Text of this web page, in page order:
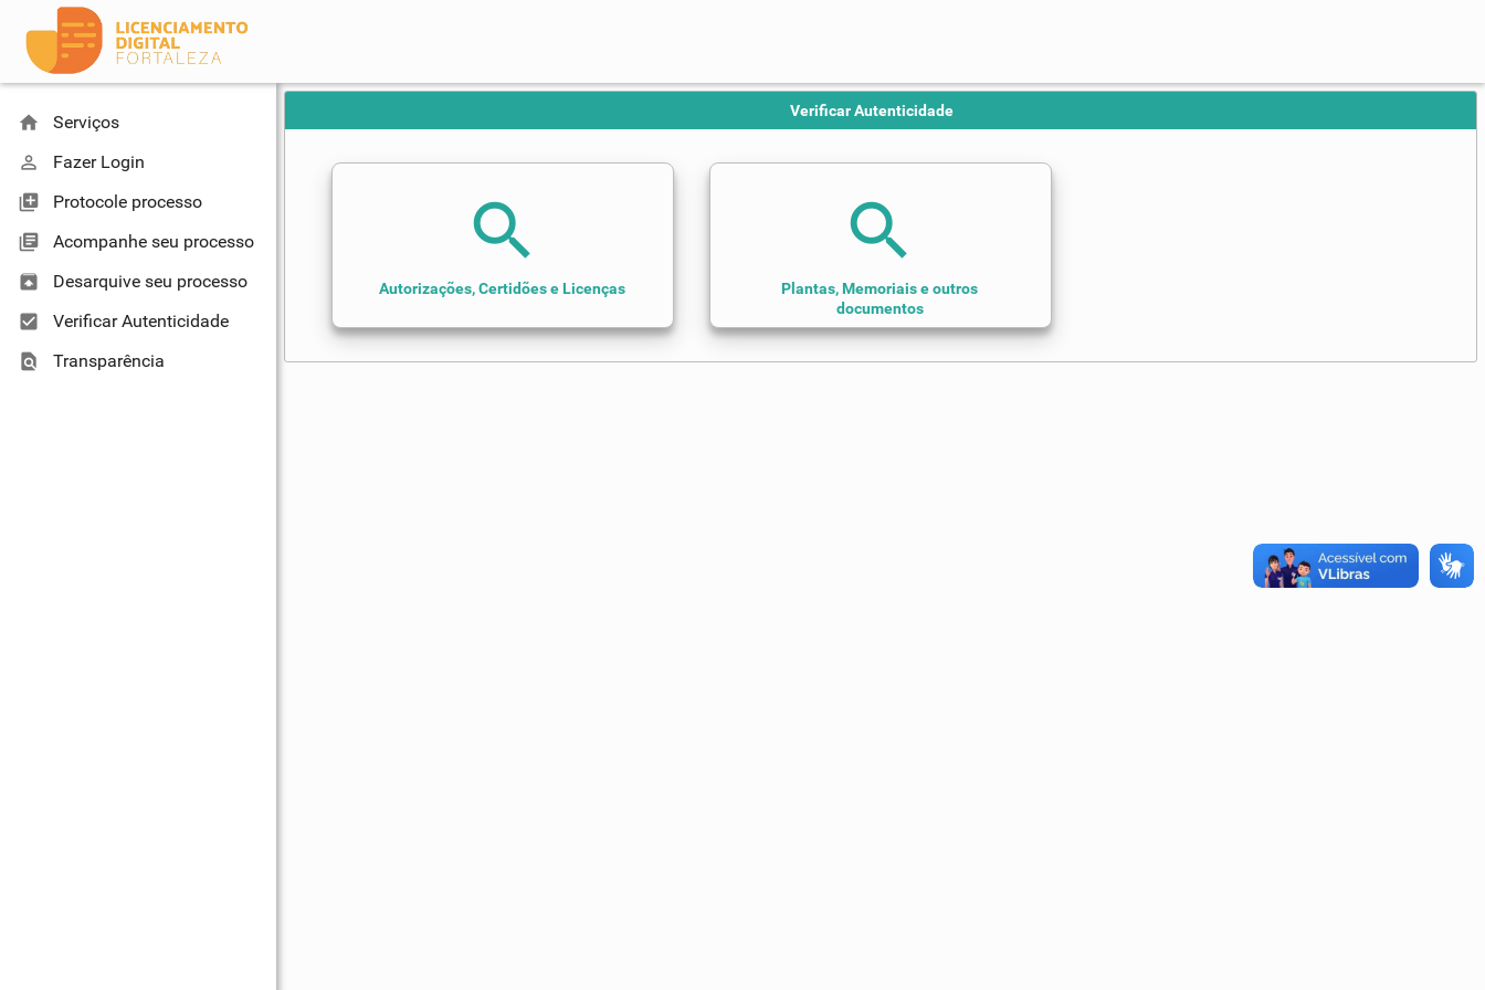
home Serviços
perm_identity Fazer Login
library_add Protocole processo
library_books Acompanhe seu processo
unarchive Desarquive seu processo
check_box Verificar Autenticidade
find_in_page Transparência
Verificar Autenticidade
search
Autorizações, Certidões e Licenças
search
Plantas, Memoriais e outros
documentos